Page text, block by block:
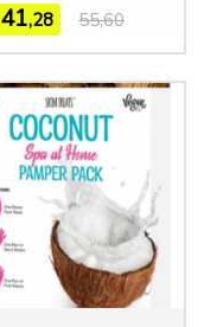
41,28 55,60